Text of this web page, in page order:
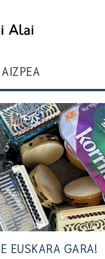
AIZPEA
EUSKARA GARA!